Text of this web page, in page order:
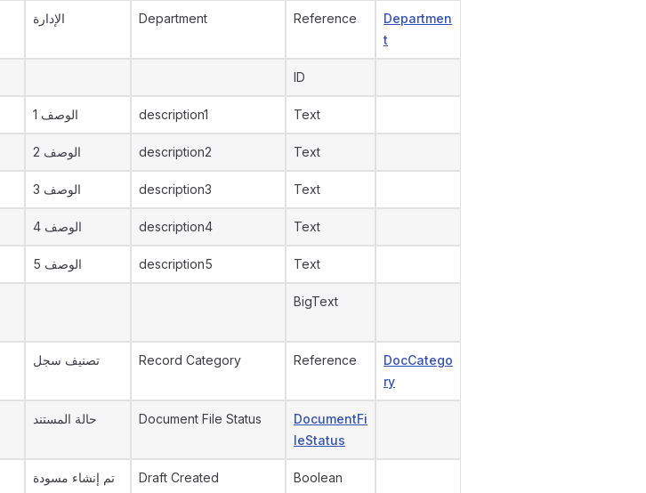
الإدارة Department Reference
Departmen
t
ID
الوصف 1 description1 Text
الوصف 2 description2 Text
الوصف 3 description3 Text
الوصف 4 description4 Text
الوصف 5 description5 Text
BigText
تصنيف سجل Record Category Reference
DocCatego
ry
حالة المستند Document File Status
DocumentFi
leStatus
تم إنشاء مسودة Draft Created Boolean